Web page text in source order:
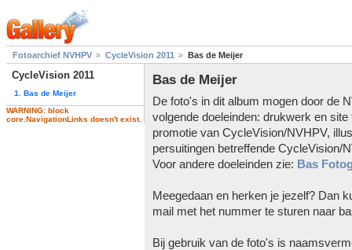
Fotoarchief NVHPV CycleVision 2011 Bas de Meijer
CycleVision 2011
1. Bas de Meijer
WARNING: block
core.NavigationLinks doesn't exist.
Bas de Meijer
De foto's in dit album mogen door de
volgende doeleinden: drukwerk en
promotie van CycleVision/NVHPV,
persuitingen betreffende CycleVision/
Voor andere doeleinden zie: Bas
Meegedaan en herken je jezelf? Dan
mail met het nummer te sturen naar
Bij gebruik van de foto's is